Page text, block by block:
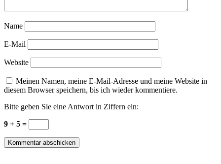
Name
E-Mail
Website
Meinen Namen, meine E-Mail-Adresse und meine Website in
diesem Browser speichern, bis ich wieder kommentiere.
Bitte geben Sie eine Antwort in Ziffern ein:
9 + 5 =